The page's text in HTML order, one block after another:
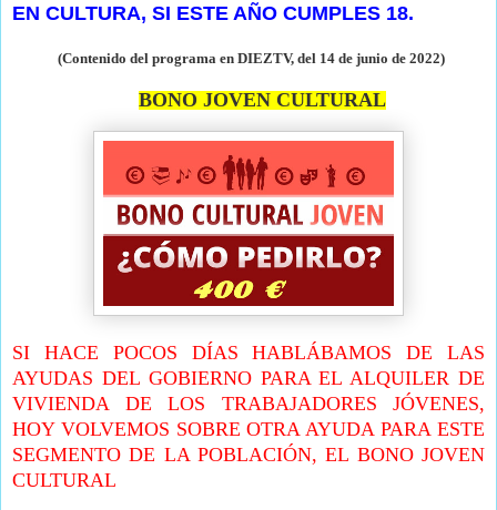
EN CULTURA, SI ESTE AÑO CUMPLES 18.
(Contenido del programa en DIEZTV, del 14 de junio de 2022)
BONO JOVEN CULTURAL
SI HACE POCOS DÍAS HABLÁBAMOS DE LAS
AYUDAS DEL GOBIERNO PARA EL ALQUILER DE
VIVIENDA DE LOS TRABAJADORES JÓVENES,
HOY VOLVEMOS SOBRE OTRA AYUDA PARA ESTE
SEGMENTO DE LA POBLACIÓN, EL BONO JOVEN
CULTURAL